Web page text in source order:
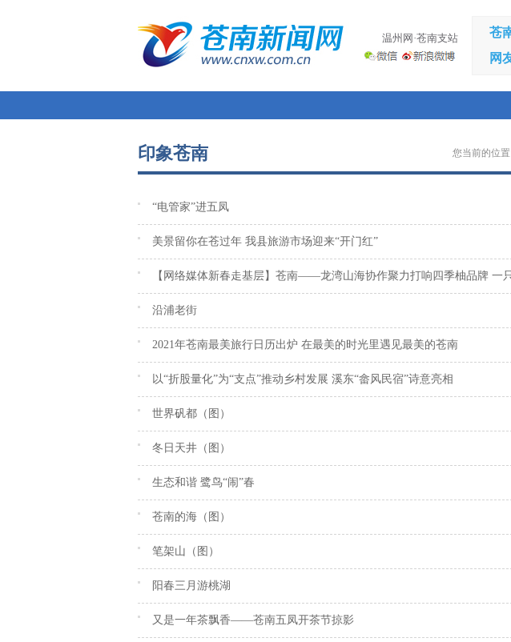
温州网·苍南支站 苍
网
您当前的位置
印象苍南
“电管家”进五凤
美景留你在苍过年 我县旅游市场迎来“开门红”
【网络媒体新春走基层】苍南——龙湾山海协作聚力打响四季柚品牌 一
沿浦老街
2021年苍南最美旅行日历出炉 在最美的时光里遇见最美的苍南
以“折股量化”为“支点”推动乡村发展 溪东“畲风民宿”诗意亮相
世界矾都（图）
冬日天井（图）
生态和谐 鹭鸟“闹”春
苍南的海（图）
笔架山（图）
阳春三月游桃湖
又是一年茶飘香——苍南五凤开茶节掠影